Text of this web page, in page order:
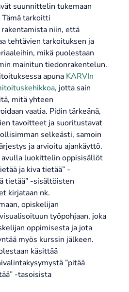
suunnittelin tukemaan
tarkoitti
niin, että
tehtävien tarkoituksen ja
mikä puolestaan
mainitun tiedonrakentelun.
apuna KARVIn
, jotta sain
mitä yhteen
vaatia. Pidin tärkeänä,
tavoitteet ja suoritustavat
selkeästi, samoin
ja arvioitu ajankäyttö.
avulla luokittelin oppisisällöt
ja kiva tietää” -
tietää” -sisältöisten
kirjataan nk.
opiskelijan
työpohjaan, joka
oppimisesta ja jota
myös kurssin jälkeen.
käsittää
”pitää
-tasoisista